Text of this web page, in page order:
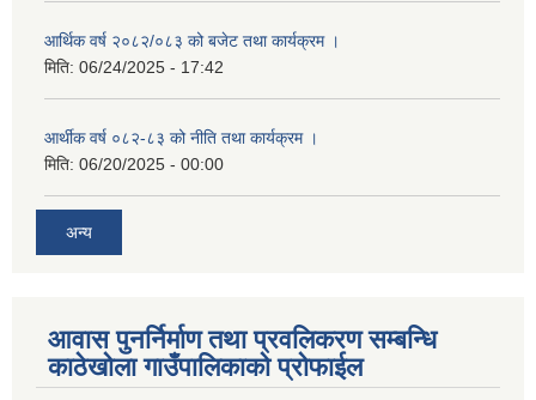
आर्थिक वर्ष २०८२/०८३ को बजेट तथा कार्यक्रम ।
मिति: 06/24/2025 - 17:42
आर्थीक वर्ष ०८२-८३ को नीति तथा कार्यक्रम ।
मिति: 06/20/2025 - 00:00
अन्य
आवास पुनर्निर्माण तथा प्रवलिकरण सम्बन्धि
काठेखोला गाउँपालिकाको प्रोफाईल